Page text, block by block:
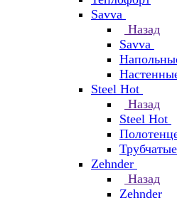
Savva
Назад
Savva
Steel Hot
Назад
Steel Hot
Zehnder
Назад
Zehnder